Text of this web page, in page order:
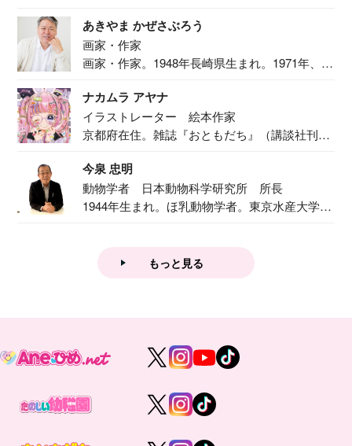
あきやま かぜさぶろう
画家・作家
画家・作家。1948年長崎県生まれ。1971年、
ナカムラ アヤナ
イラストレーター 絵本作家
京都府在住。雑誌『おともだち』（講談社刊）
今泉 忠明
動物学者 日本動物科学研究所 所長
1944年生まれ。ほ乳動物学者。東京水産大学卒
もっと見る